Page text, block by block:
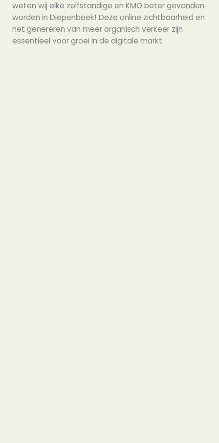
weten wij elke zelfstandige en KMO beter gevonden
worden in Diepenbeek! Deze online zichtbaarheid en
het genereren van meer organisch verkeer zijn
essentieel voor groei in de digitale markt.